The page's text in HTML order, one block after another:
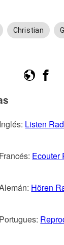
Christian
Listen
Ecouter
Hören